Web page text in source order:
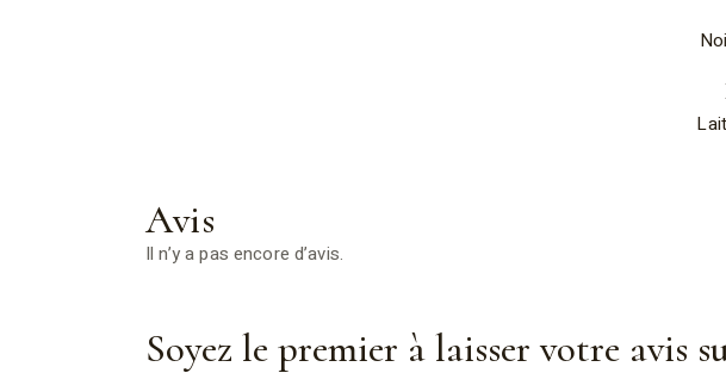
Avis
Il n’y a pas encore d’avis.
Soyez le premier à laisser votre avis